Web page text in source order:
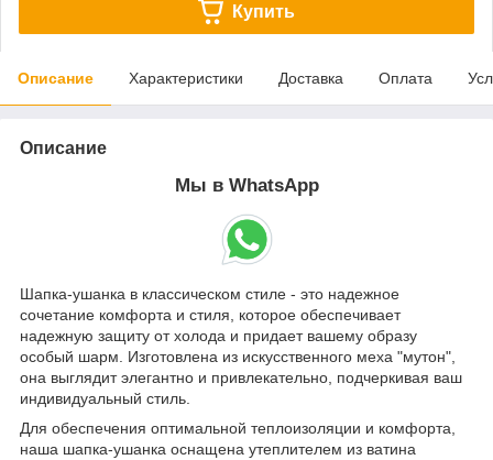
Купить
Описание Характеристики Доставка Оплата
Описание
Мы в WhatsApp
Шапка-ушанка в классическом стиле - это надежное
сочетание комфорта и стиля, которое обеспечивает
надежную защиту от холода и придает вашему образу
особый шарм. Изготовлена из искусственного меха "мутон",
она выглядит элегантно и привлекательно, подчеркивая ваш
индивидуальный стиль.
Для обеспечения оптимальной теплоизоляции и комфорта,
наша шапка-ушанка оснащена утеплителем из ватина